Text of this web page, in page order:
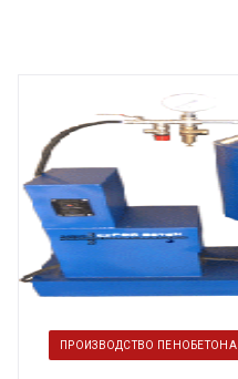
ПРОИЗВОДСТВО ПЕНОБЕТОНА